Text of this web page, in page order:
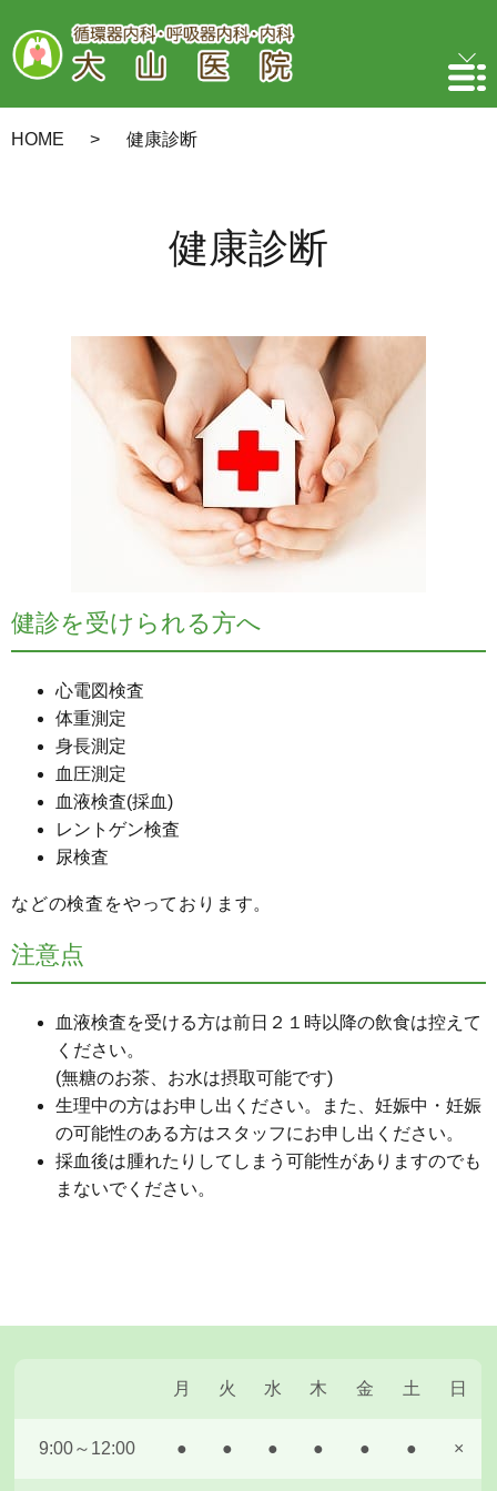
HOME 健康診断
健康診断
健診を受けられる方へ
心電図検査
体重測定
身長測定
血圧測定
血液検査(採血)
レントゲン検査
尿検査
などの検査をやっております。
注意点
血液検査を受ける方は前日２１時以降の飲食は控えて
ください。
(無糖のお茶、お水は摂取可能です)
生理中の方はお申し出ください。また、妊娠中・妊娠
の可能性のある方はスタッフにお申し出ください。
採血後は腫れたりしてしまう可能性がありますのでも
まないでください。
月 火 水 木 金 土 日
9:00～12:00 ● ● ● ● ● ● ×